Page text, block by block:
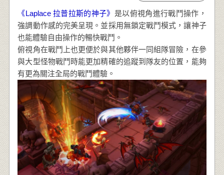
《Laplace 拉普拉斯的神子》 是以俯視角進行戰鬥操作，
強調動作感的完美呈現。並採用無鎖定戰鬥模式，讓神子
也能體驗自由操作的暢快戰鬥。
俯視角在戰鬥上也更便於與其他夥伴一同組隊冒險，在參
與大型怪物戰鬥時能更加精確的追蹤到隊友的位置，能夠
有更為關注全局的戰鬥體驗。